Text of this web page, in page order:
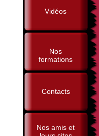
Vidéos
Nos
formations
Contacts
Nos amis et